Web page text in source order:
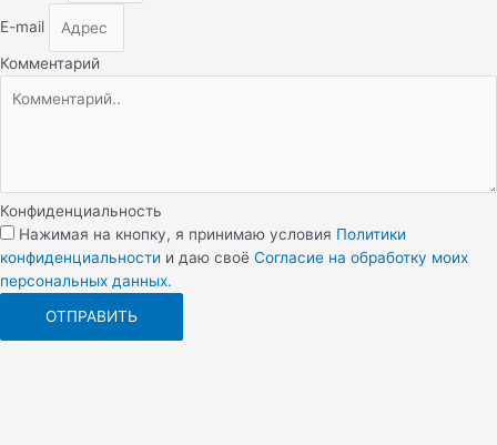
E-mail
Комментарий
Конфиденциальность
Нажимая на кнопку, я принимаю условия Политики
конфиденциальности и даю своё Согласие на обработку моих
персональных данных.
ОТПРАВИТЬ